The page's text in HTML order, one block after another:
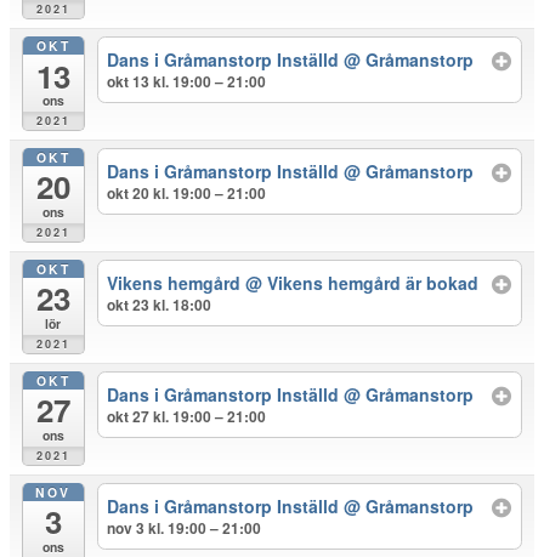
2021
OKT
13
ons
2021
Dans i Gråmanstorp Inställd@ Gråmanstorp
okt 13 kl. 19:00 – 21:00
OKT
20
ons
2021
Dans i Gråmanstorp Inställd@ Gråmanstorp
okt 20 kl. 19:00 – 21:00
OKT
23
lör
2021
Vikens hemgård@ Vikens hemgård är bokad
okt 23 kl. 18:00
OKT
27
ons
2021
Dans i Gråmanstorp Inställd@ Gråmanstorp
okt 27 kl. 19:00 – 21:00
NOV
3
ons
Dans i Gråmanstorp Inställd@ Gråmanstorp
nov 3 kl. 19:00 – 21:00